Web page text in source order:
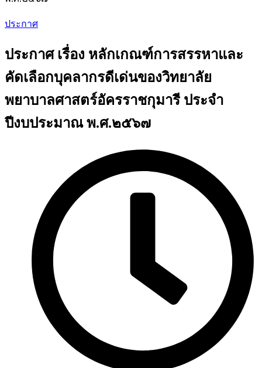
ประกาศ
ประกาศ เรื่อง หลักเกณฑ์การสรรหาและ
คัดเลือกบุคลากรดีเด่นของวิทยาลัย
พยาบาลศาสตร์อัครราชกุมารี ประจำ
ปีงบประมาณ พ.ศ.๒๕๖๗